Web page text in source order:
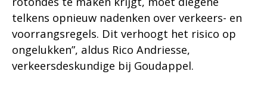
telkens opnieuw nadenken over verkeers- en
voorrangsregels. Dit verhoogt het risico op
ongelukken”, aldus Rico Andriesse,
verkeersdeskundige bij Goudappel.